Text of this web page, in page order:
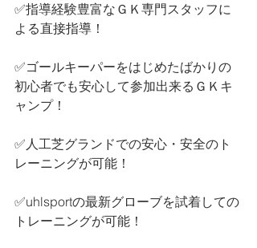
✅指導経験豊富なＧＫ専門スタッフに
よる直接指導！
✅ゴールキーパーをはじめたばかりの
初心者でも安心して参加出来るＧＫキ
ャンプ！
✅人工芝グランドでの安心・安全のト
レーニングが可能！
✅uhlsportの最新グローブを試着しての
トレーニングが可能！